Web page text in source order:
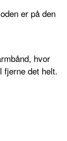
er på den
hvor
det helt.